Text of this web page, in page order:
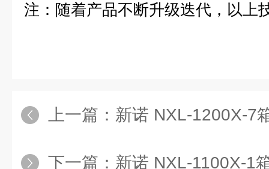
注：随着产品不断升级迭代，以上
上一篇： 新诺 NXL-1200X-7
下一篇： 新诺 NXL-1100X-1